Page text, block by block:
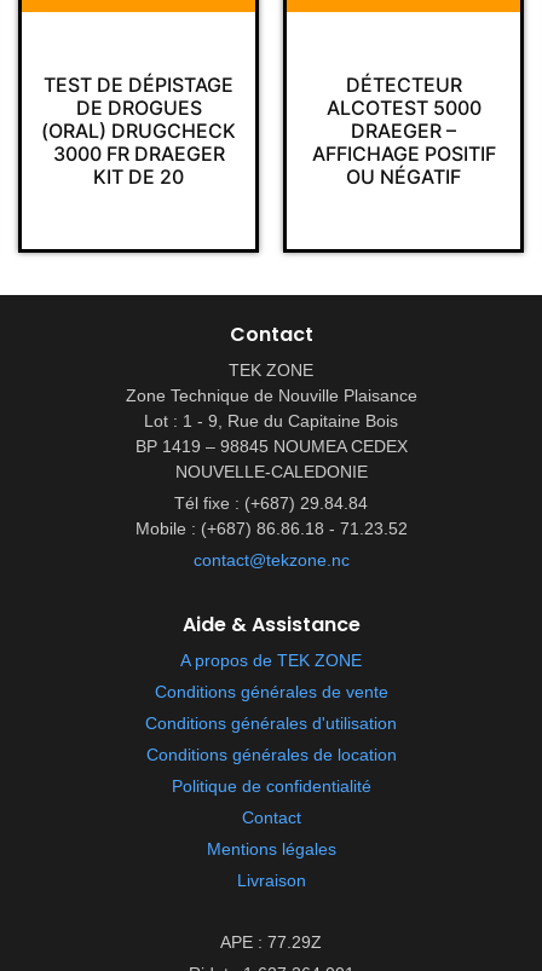
TEST DE DÉPISTAGE
DE DROGUES
(ORAL) DRUGCHECK
3000 FR DRAEGER
KIT DE 20
DÉTECTEUR
ALCOTEST 5000
DRAEGER –
AFFICHAGE POSITIF
OU NÉGATIF
Contact
TEK ZONE
Zone Technique de Nouville Plaisance
Lot : 1 - 9, Rue du Capitaine Bois
BP 1419 – 98845 NOUMEA CEDEX
NOUVELLE-CALEDONIE
Tél fixe : (+687) 29.84.84
Mobile : (+687) 86.86.18 - 71.23.52
contact@tekzone.nc
Aide & Assistance
A propos de TEK ZONE
Conditions générales de vente
Conditions générales d'utilisation
Conditions générales de location
Politique de confidentialité
Contact
Mentions légales
Livraison
APE : 77.29Z